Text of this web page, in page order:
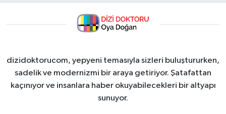
dizidoktorucom, yepyeni temasıyla sizleri buluştururken,
sadelik ve modernizmi bir araya getiriyor. Şatafattan
kaçınıyor ve insanlara haber okuyabilecekleri bir altyapı
sunuyor.